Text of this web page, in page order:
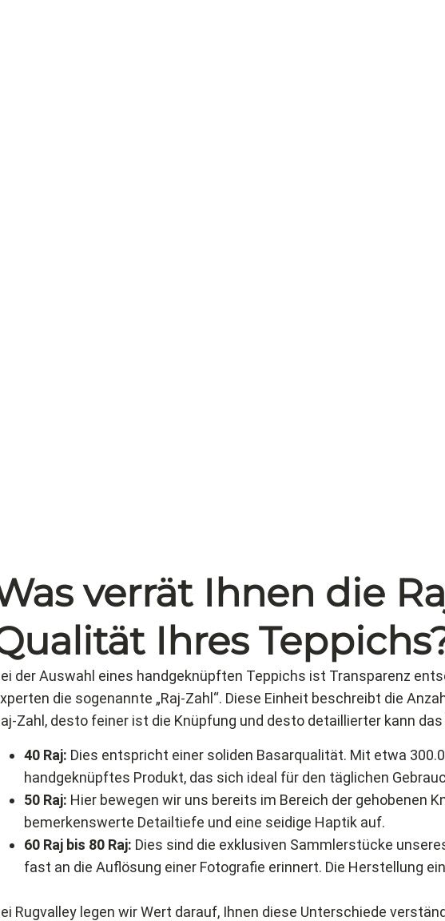
verrät Ihnen die
Ihres
der Auswahl eines handgeknüpften Teppichs ist Transparenz
die sogenannte „Raj-Zahl“. Diese Einheit beschreibt die
Zahl, desto feiner ist die Knüpfung und desto detaillierter kann
40 Raj: Dies entspricht einer soliden Basarqualität. Mit etwa
handgeknüpftes Produkt, das sich ideal für den täglichen
50 Raj: Hier bewegen wir uns bereits im Bereich der gehobenen
bemerkenswerte Detailtiefe und eine seidige Haptik auf.
60 Raj bis 80 Raj: Dies sind die exklusiven Sammlerstücke
fast an die Auflösung einer Fotografie erinnert. Die Herstellung
Rugvalley legen wir Wert darauf, Ihnen diese Unterschiede